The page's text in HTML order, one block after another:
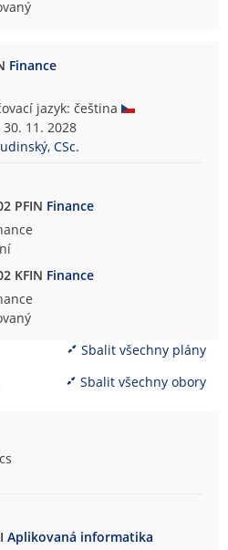
Finance
jazyk: čeština
11. 2028
CSc.
PFIN Finance
KFIN Finance
Sbalit všechny plány
Sbalit všechny obory
Aplikovaná informatika